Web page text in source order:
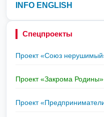
INFO ENGLISH
Спецпроекты
Проект «Союз
Проект «Закрома Родины»
Проект